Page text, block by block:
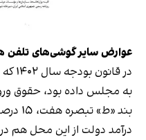
عوارض سایر گوشی‌های تلفن
در
بند